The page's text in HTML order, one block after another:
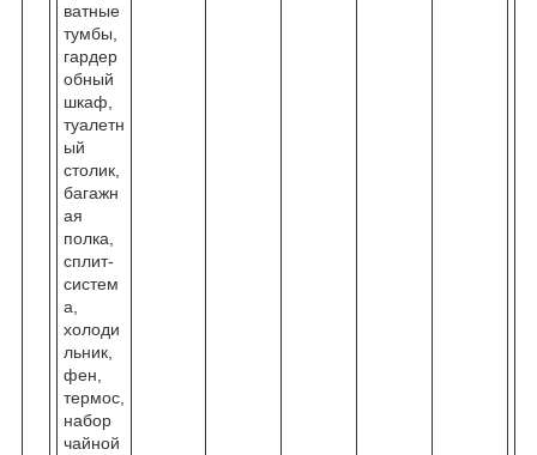
ватные
тумбы,
гардер
обный
шкаф,
туалетн
ый
столик,
багажн
ая
полка,
сплит-
систем
а,
холоди
льник,
фен,
термос,
набор
чайной